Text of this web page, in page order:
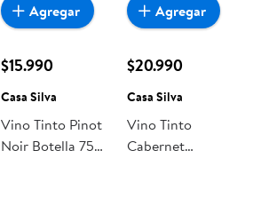
$15.990
Casa Silva
Vino Tinto Pinot
Noir Botella 750
Agregar
$20.990
Casa Silva
Vino Tinto
Cabernet
Agregar